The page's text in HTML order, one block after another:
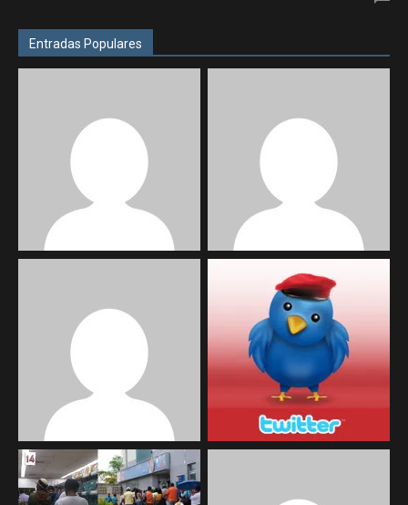
Entradas Populares